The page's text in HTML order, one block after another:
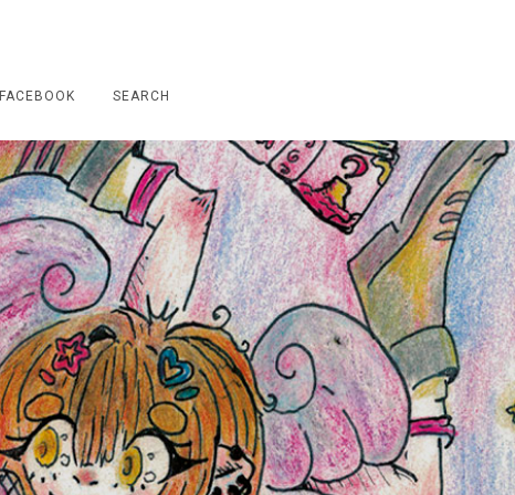
FACEBOOK SEARCH